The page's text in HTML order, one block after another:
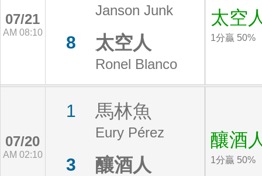
07/21
AM 08:10
Janson Junk
8 太空人
Ronel Blanco
太空
1分贏 50%
07/20
AM 02:10
1 馬林魚
Eury Pérez
3 釀酒人
釀酒
1分贏 50%